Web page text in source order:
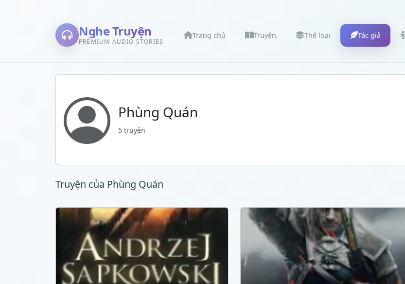
Nghe Truyện
PREMIUM AUDIO STORIES
Trang chủ Truyện Thể loại Tác giả
Phùng Quán
5 truyện
Truyện của Phùng Quán